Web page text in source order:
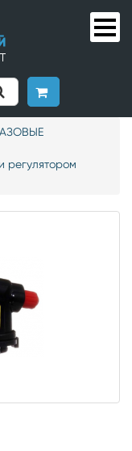
регулятором